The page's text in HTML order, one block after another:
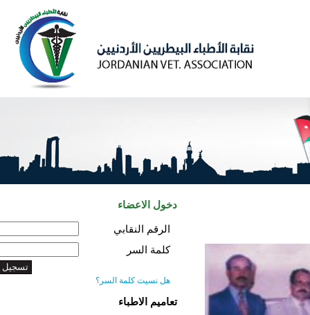
دخول الاعضاء
الرقم النقابي
كلمة السر
هل نسيت كلمة السر؟
تعاميم الاطباء